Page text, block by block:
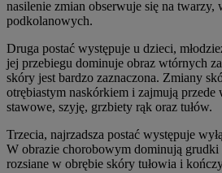
nasilenie zmian obserwuje się na twarzy,
podkolanowych.
Druga postać występuje u dzieci,
jej przebiegu dominuje obraz wtórnych
skóry jest bardzo zaznaczona. Zmiany
otrębiastym naskórkiem i zajmują przede
stawowe, szyję, grzbiety rąk oraz tułów.
Trzecia, najrzadsza postać występuje
W obrazie chorobowym dominują grudki
rozsiane w obrębie skóry tułowia i